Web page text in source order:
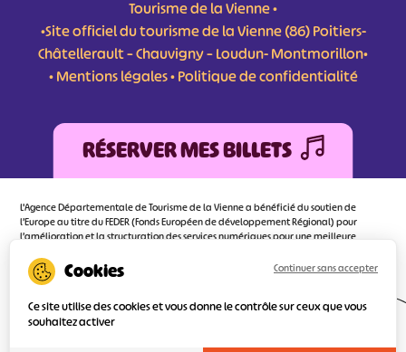
Tourisme de la Vienne •
•Site officiel du tourisme de la Vienne (86) Poitiers-
Châtellerault – Chauvigny – Loudun- Montmorillon•
•Mentions légales•Politique de confidentialité
RÉSERVER MES BILLETS
L'Agence Départementale de Tourisme de la Vienne a bénéficié du soutien de
l’Europe au titre du FEDER (Fonds Européen de développement Régional) pour
l’amélioration et la structuration des services numériques pour une meilleure
d’orienter au mieux le visiteur.
Ce site utilise des cookies et vous donne le contrôle sur ceux que vous
souhaitez activer
Continuer sans accepter